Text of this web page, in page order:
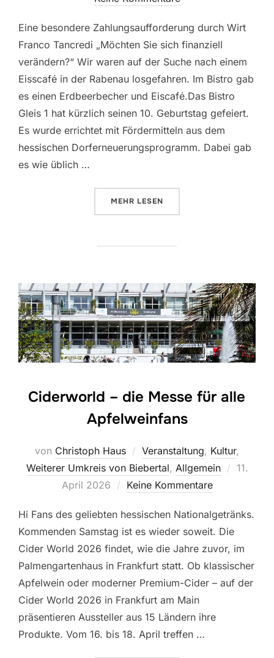
Eine besondere Zahlungsaufforderung durch Wirt
Franco Tancredi „Möchten Sie sich finanziell
verändern?“ Wir waren auf der Suche nach einem
Eisscafé in der Rabenau losgefahren. Im Bistro gab
es einen Erdbeerbecher und Eiscafé.Das Bistro
Gleis 1 hat kürzlich seinen 10. Geburtstag gefeiert.
Es wurde errichtet mit Fördermitteln aus dem
hessischen Dorferneuerungsprogramm. Dabei gab
es wie üblich …
MEHR ÜBER „AUSFLUG IN DIE
LESEN
Ciderworld – die Messe für alle
Apfelweinfans
von Christoph Haus Veranstaltung, Kultur,
Weiterer Umkreis von Biebertal, Allgemein
11.
April 2026
Keine Kommentare
Hi Fans des geliebten hessischen Nationalgetränks.
Kommenden Samstag ist es wieder soweit. Die
Cider World 2026 findet, wie die Jahre zuvor, im
Palmengartenhaus in Frankfurt statt. Ob klassischer
Apfelwein oder moderner Premium-Cider – auf der
Cider World 2026 in Frankfurt am Main
präsentieren Aussteller aus 15 Ländern ihre
Produkte. Vom 16. bis 18. April treffen …